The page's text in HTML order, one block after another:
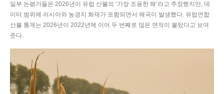
일부 논평가들은 2026년이 유럽 산불의 ‘가장 조용한 해’라고 주장했지만, 데
이터 범위에 러시아와 농경지 화재가 포함되면서 왜곡이 발생했다. 유럽연합
산불 통계는 2026년이 2022년에 이어 두 번째로 많은 면적이 불탔다고 보여
준다.